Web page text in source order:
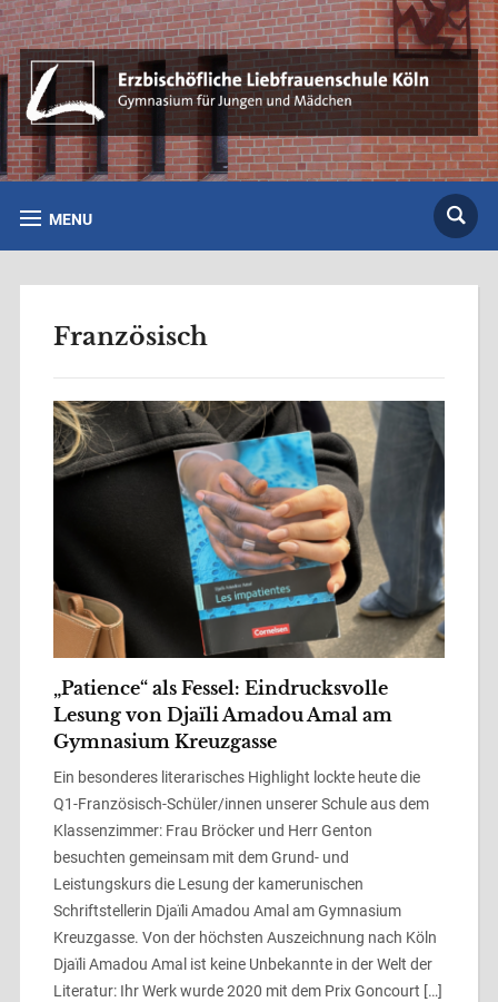
MENU
Französisch
„Patience“ als Fessel: Eindrucksvolle
Lesung von Djaïli Amadou Amal am
Gymnasium Kreuzgasse
Ein besonderes literarisches Highlight lockte heute die
Q1-Französisch-Schüler/innen unserer Schule aus dem
Klassenzimmer: Frau Bröcker und Herr Genton
besuchten gemeinsam mit dem Grund- und
Leistungskurs die Lesung der kamerunischen
Schriftstellerin Djaïli Amadou Amal am Gymnasium
Kreuzgasse. Von der höchsten Auszeichnung nach Köln ​
Djaïli Amadou Amal ist keine Unbekannte in der Welt der
Literatur: Ihr Werk wurde 2020 mit dem Prix Goncourt […]